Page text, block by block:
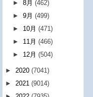
►8月(462)
►9月(499)
► 10月(471)
► 11月(466)
► 12月(504)
► 2020 (7041)
► 2021 (9014)